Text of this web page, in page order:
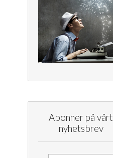
Abonner på vårt
nyhetsbrev